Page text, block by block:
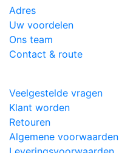
Adres
Uw voordelen
Ons team
Contact & route
Veelgestelde vragen
Klant worden
Retouren
Algemene voorwaarden